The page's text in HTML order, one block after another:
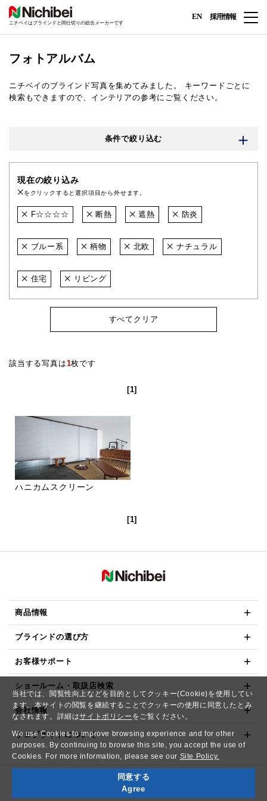
当社では、閲覧性向上などを目的としてクッキー(Cookie)を使用してい
ます。本サイトの閲覧を継続することでクッキーの使用に同意したとみ
なされます。詳細はサイトポリシー をご覧ください。
We use Cookies to improve browsing experience and for other
purposes. By continuing to browse this site, you accept the use of
Cookies. For more information, please see our Site Policy.
同意する
Agree
ニチベイはブラインドと間仕切りの総合メーカーです
EN 採用情報
フォトアルバム
ニチベイのブラインド写真を集めてみました。
キーワードごとに
検索もできますので、インテリアの参考にご覧ください。
条件で絞り込む
現在の絞り込み
をクリックすると選択項目から外せます。
F☆☆☆☆ 断熱 遮熱 防炎
ブルー系 柄物 北欧 ナチュラル
住宅 リビング
すべてクリア
該当する写真は1枚です
[1]
ハニカムスクリーン
[1]
商品情報
ブラインドの選び方
お客様サポート
ショールーム・取扱店検索
会社情報
ウェブサイトについて
Copyright© NICHIBEI CO.,LTD. All Rights Reserved.